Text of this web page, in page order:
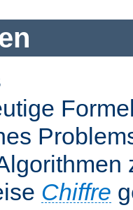
Chiffre